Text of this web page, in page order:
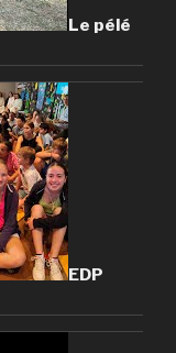
Le pélé
EDP